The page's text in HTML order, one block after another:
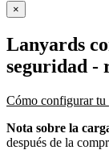
×
Lanyards
seguridad -
Cómo configurar tu
Nota sobre la
después de la